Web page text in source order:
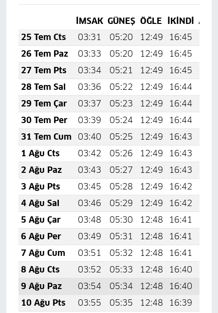
İMSAK GÜNEŞ ÖĞLE İKINDI
25 Tem Cts
03:31 05:20 12:49 16:45
26 Tem Paz
03:33 05:20 12:49 16:45
27 Tem Pts
03:34 05:21 12:49 16:45
28 Tem Sal
03:36 05:22 12:49 16:44
29 Tem Çar
03:37 05:23 12:49 16:44
30 Tem Per
03:39 05:24 12:49 16:44
31 Tem Cum
03:40 05:25 12:49 16:43
1 Ağu Cts
03:42 05:26 12:49 16:43
2 Ağu Paz
03:43 05:27 12:49 16:43
3 Ağu Pts
03:45 05:28 12:49 16:42
4 Ağu Sal
03:46 05:29 12:49 16:42
5 Ağu Çar
03:48 05:30 12:48 16:41
6 Ağu Per
03:49 05:31 12:48 16:41
7 Ağu Cum
03:51 05:32 12:48 16:41
8 Ağu Cts
03:52 05:33 12:48 16:40
9 Ağu Paz
03:54 05:34 12:48 16:40
10 Ağu Pts
03:55 05:35 12:48 16:39